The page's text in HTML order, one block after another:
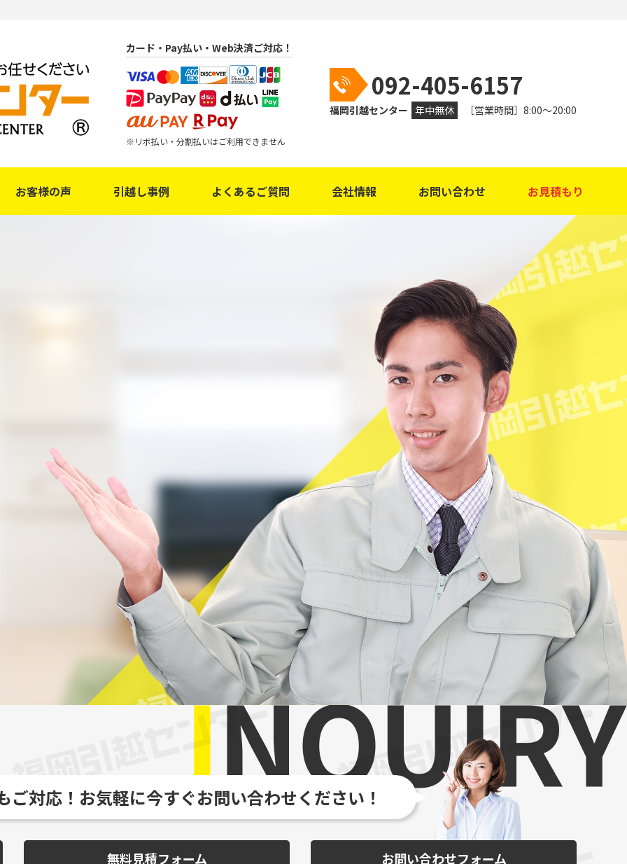
カード・Pay払い・Web決済ご対応！
リボ払い・分割払いはご利用できません
092-405-6157
福岡引越センター 年中無休 ［営業時間］8:00～20:00
お客様の声 引越し事例 よくあるご質問 会社情報 お問い合わせ お見積もり
ご対応！お気軽に今すぐお問い合わせください！
無料見積フォーム お問い合わせフォーム